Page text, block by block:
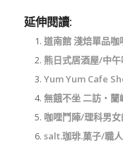
延伸閱讀:
道南館 淺焙單品
熊日式居酒屋/中
Yum Yum Cafe
無餓不坐 二訪‧蘭
咖哩鬥陣/理科男
salt.珈琲.菓子/職